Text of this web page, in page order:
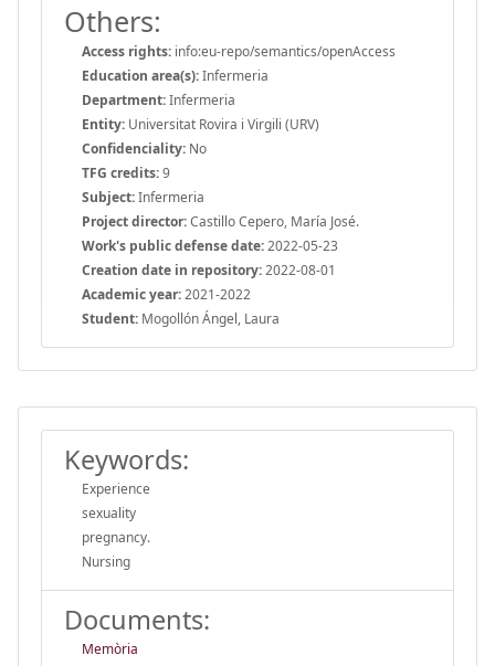
Others:
Access rights: info:eu-repo/semantics/openAccess
Education area(s):Infermeria
Department:Infermeria
Entity: Universitat Rovira i Virgili (URV)
Confidenciality: No
TFG credits:9
Subject:Infermeria
Project director:Castillo Cepero, María José.
Work's public defense date:2022-05-23
Creation date in repository:2022-08-01
Academic year:2021-2022
Student: Mogollón Ángel, Laura
Keywords:
Experience
sexuality
pregnancy.
Nursing
Documents:
Memòria